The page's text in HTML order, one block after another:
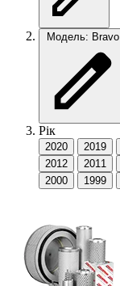
Модель: Bravo
Рік
2020 2019
2012
2011
2000
1999